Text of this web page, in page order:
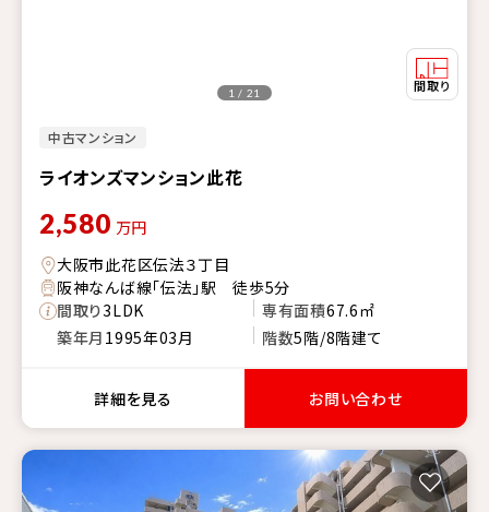
中古マンション
ライオンズマンション此花
1 / 21
2,580 万円
大阪市此花区伝法３丁目
阪神なんば線「伝法」駅 徒歩5分
間取り3LDK 専有面積67.6㎡
築年月 1995年03月 階数5階/8階建て
詳細を見る お問い合わせ